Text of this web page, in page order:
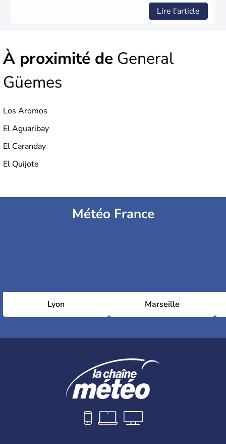
Lire l'article
À proximité de General
Güemes
Los Aromos
El Aguaribay
El Caranday
El Quijote
Météo France
Lyon Marseille